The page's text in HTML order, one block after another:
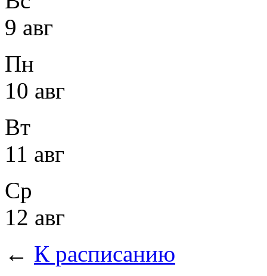
9 авг
Пн
10 авг
Вт
11 авг
Ср
12 авг
← К расписанию